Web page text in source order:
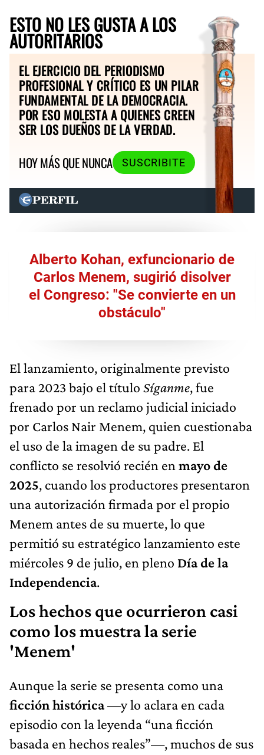
ESTO NO LES GUSTA A LOS
AUTORITARIOS
EL EJERCICIO DEL PERIODISMO
PROFESIONAL Y CRÍTICO ES UN PILAR
FUNDAMENTAL DE LA DEMOCRACIA.
POR ESO MOLESTA A QUIENES CREEN
SER LOS DUEÑOS DE LA VERDAD.
HOY MÁS QUE NUNCA
SUSCRIBITE
Alberto Kohan, exfuncionario de
Carlos Menem, sugirió disolver
el Congreso: "Se convierte en un
obstáculo"
El lanzamiento, originalmente previsto
para 2023 bajo el título Síganme, fue
frenado por un reclamo judicial iniciado
por Carlos Nair Menem, quien cuestionaba
el uso de la imagen de su padre. El
conflicto se resolvió recién en mayo de
2025, cuando los productores presentaron
una autorización firmada por el propio
Menem antes de su muerte, lo que
permitió su estratégico lanzamiento este
miércoles 9 de julio, en pleno Día de la
Independencia.
Los hechos que ocurrieron casi
como los muestra la serie
'Menem'
Aunque la serie se presenta como una
ficción histórica—y lo aclara en cada
episodio con la leyenda “una ficción
basada en hechos reales”—, muchos de sus